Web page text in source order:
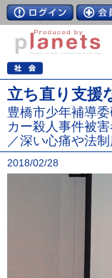
立ち直り支援
豊橋市少年補導
カー殺人事件被
／深い心痛や法
2018/02/28